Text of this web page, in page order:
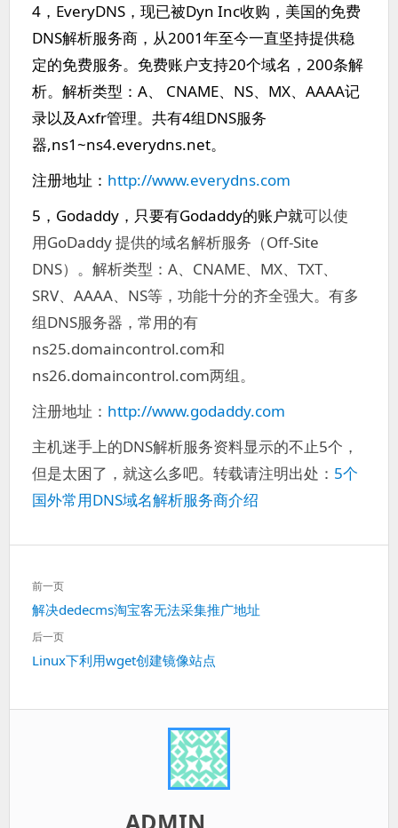
4，EveryDNS，现已被Dyn Inc收购，美国的免费
DNS解析服务商，从2001年至今一直坚持提供稳
定的免费服务。免费账户支持20个域名，200条解
析。解析类型：A、 CNAME、NS、MX、AAAA记
录以及Axfr管理。共有4组DNS服务
器,ns1~ns4.everydns.net。
注册地址： http://www.everydns.com
5，Godaddy，只要有Godaddy的账户就可以使
用GoDaddy 提供的域名解析服务（Off-Site
DNS）。解析类型：A、CNAME、MX、TXT、
SRV、AAAA、NS等，功能十分的齐全强大。有多
组DNS服务器，常用的有
ns25.domaincontrol.com和
ns26.domaincontrol.com两组。
注册地址： http://www.godaddy.com
主机迷手上的DNS解析服务资料显示的不止5个，
但是太困了，就这么多吧。转载请注明出处： 5个
国外常用DNS域名解析服务商介绍
文
章
导
航
前一页
上
一
解决dedecms淘宝客无法采集推广地址
后一页
下
Linux下利用wget创建镜像站点
ADMIN